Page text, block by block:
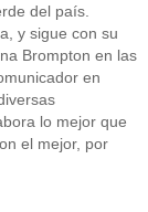
del país.
y sigue con su
Brompton en las
en
lo mejor que
el mejor, por